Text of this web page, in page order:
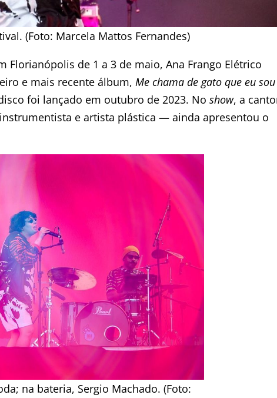
(Foto: Marcela Mattos Fernandes)
Florianópolis de 1 a 3 de maio, Ana Frango Elétrico
e mais recente álbum, Me chama de gato que eu sou
foi lançado em outubro de 2023. No show, a
e artista plástica — ainda apresentou o
na bateria, Sergio Machado. (Foto: